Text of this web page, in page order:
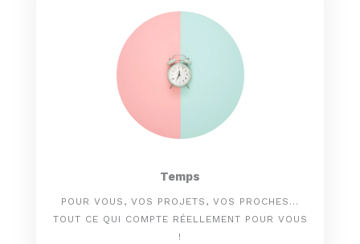
Temps
POUR VOUS, VOS PROJETS, VOS PROCHES...
TOUT CE QUI COMPTE RÉELLEMENT POUR VOUS
!